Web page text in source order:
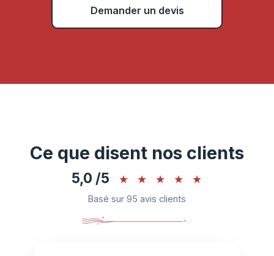
Demander un devis
Ce que disent nos clients
5,0 /5 ★ ★ ★ ★ ★
Basé sur 95 avis clients